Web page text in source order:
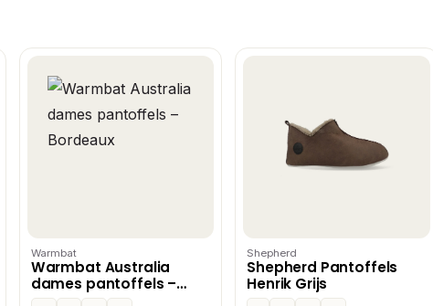
Warmbat
Warmbat Australia
dames pantoffels –
Bordeaux
Shepherd
Shepherd Pantoffels
Henrik Grijs